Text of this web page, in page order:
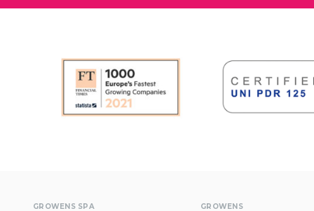
GROWENS SPA GROWENS